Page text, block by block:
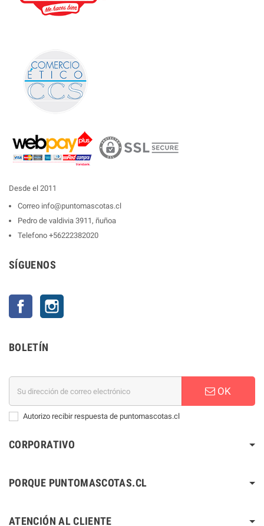
Desde el 2011
Correo info@puntomascotas.cl
Pedro de valdivia 3911, ñuñoa
Telefono +56222382020
SÍGUENOS
Facebook
BOLETÍN
OK
Autorizo recibir respuesta de puntomascotas.cl
CORPORATIVO
PORQUE PUNTOMASCOTAS.CL
ATENCIÓN AL CLIENTE